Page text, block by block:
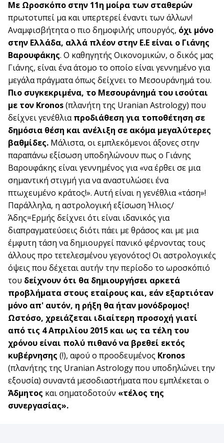
Με Ωροσκόπο στην 11η μοίρα των σταθερών
πρωτοτυπεί μα και υπερτερεί έναντι των άλλων!
Αναμφισβήτητα ο πιο δημοφιλής υπουργός, όχι μόνο
στην Ελλάδα, αλλά πλέον στην Ε.Ε είναι ο Γιάνης
Βαρουφάκης. Ο καθηγητής Οικονομικών, ο δικός μας
Γιάνης, είναι ένα άτομο το οποίο είναι γεννημένο για
μεγάλα πράγματα όπως δείχνει το Μεσουράνημά του.
Πιο συγκεκριμένα, το Μεσουράνημά του ισούται
με τον Kronos(πλανήτη της Uranian Astrology) που
δείχνει γενέθλιαπροδιάθεση για τοποθέτηση σε
δημόσια θέση και ανέλιξη σε ακόμα μεγαλύτερες
βαθμίδες. Μάλιστα, οι εμπλεκόμενοι άξονες στην
παραπάνω εξίσωση υποδηλώνουν πως ο Γιάνης
Βαρουφάκης είναι γεννημένος για «να έρθει σε μια
σημαντική στιγμή για να αναστυλώσει ένα
πτωχευμένο κράτος!». Αυτή είναι η γενέθλια «τάση»!
Παράλληλα, η αστρολογική εξίσωση Ήλιος/
Άδης=Ερμής δείχνει ότι είναι ιδανικός για
διαπραγματεύσεις διότι πάει με θράσος και με μια
έμφυτη τάση να δημιουργεί πανικό φέρνοντας τους
άλλους προ τετελεσμένου γεγονότος! Οι αστρολογικές
όψεις που δέχεται αυτήν την περίοδο το ωροσκόπιό
του δείχνουν ότι θα δημιουργήσει αρκετά
προβλήματα στους εταίρους και, εάν εξαρτιόταν
μόνο απ' αυτόν, η ρήξη θα ήταν μονόδρομος!
Ωστόσο, χρειάζεται ιδιαίτερη προσοχή γιατί
από τις 4 Απριλίου 2015 και ως τα τέλη του
χρόνου είναι πολύ πιθανό να βρεθεί εκτός
κυβέρνησης (!), αφού ο προοδευμένος Kronos
(πλανήτης της Uranian Astrology που υποδηλώνει την
εξουσία) συναντά μεσοδιαστήματα που εμπλέκεται ο
Άδμητος και σηματοδοτούν «τέλος της
συνεργασίας».